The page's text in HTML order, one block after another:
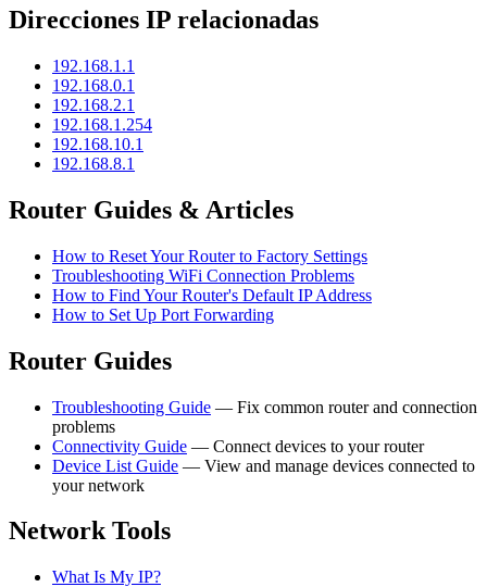
Direcciones IP relacionadas
192.168.1.1
192.168.0.1
192.168.2.1
192.168.1.254
192.168.10.1
192.168.8.1
Router Guides & Articles
How to Reset Your Router to Factory Settings
Troubleshooting WiFi Connection Problems
How to Find Your Router's Default IP Address
How to Set Up Port Forwarding
Router Guides
Troubleshooting Guide — Fix common router and connection
problems
Connectivity Guide — Connect devices to your router
Device List Guide — View and manage devices connected to
your network
Network Tools
What Is My IP?